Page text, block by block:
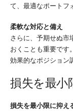
て、最適なポートフ
柔軟な対応と備え
さらに、予期せぬ市
おくことも重要です
効果的なポジション
損失を最小
損失を最小限に抑え